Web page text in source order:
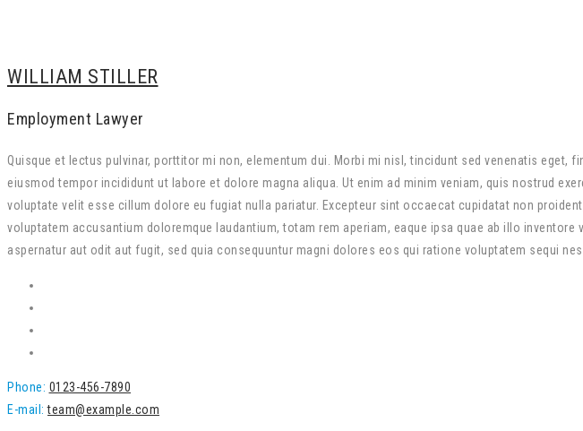
WILLIAM STILLER
Employment Lawyer
Quisque et lectus pulvinar, porttitor mi non, elementum dui. Morbi mi nisl, tincidunt sed venenatis
eiusmod tempor incididunt ut labore et dolore magna aliqua. Ut enim ad minim veniam, quis nostrud
voluptate velit esse cillum dolore eu fugiat nulla pariatur. Excepteur sint occaecat cupidatat non
voluptatem accusantium doloremque laudantium, totam rem aperiam, eaque ipsa quae ab illo
aspernatur aut odit aut fugit, sed quia consequuntur magni dolores eos qui ratione voluptatem sequi
Phone: 0123-456-7890
E-mail: team@example.com